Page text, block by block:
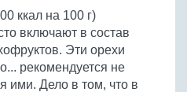
ккал на 100 г)
включают в состав
Эти орехи
рекомендуется не
ими. Дело в том, что в